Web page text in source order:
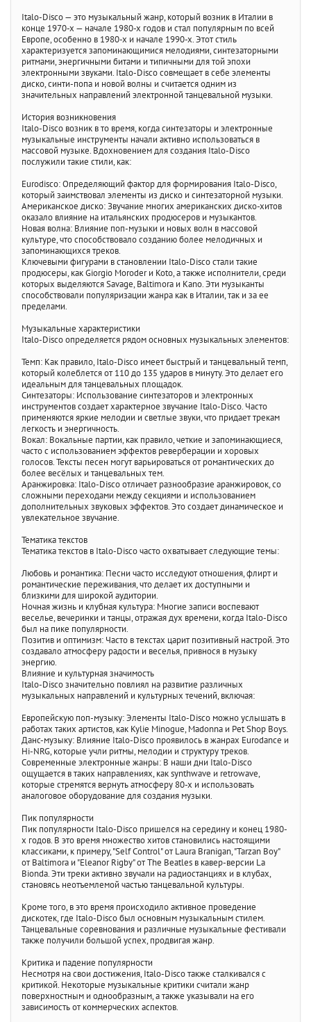
Italo-Disco — это музыкальный жанр, который возник в Италии в
конце 1970-х — начале 1980-х годов и стал популярным по всей
Европе, особенно в 1980-х и начале 1990-х. Этот стиль
характеризуется запоминающимися мелодиями, синтезаторными
ритмами, энергичными битами и типичными для той эпохи
электронными звуками. Italo-Disco совмещает в себе элементы
диско, синти-попа и новой волны и считается одним из
значительных направлений электронной танцевальной музыки.
История возникновения
Italo-Disco возник в то время, когда синтезаторы и электронные
музыкальные инструменты начали активно использоваться в
массовой музыке. Вдохновением для создания Italo-Disco
послужили такие стили, как:
Eurodisco: Определяющий фактор для формирования Italo-Disco,
который заимствовал элементы из диско и синтезаторной музыки.
Американское диско: Звучание многих американских диско-хитов
оказало влияние на итальянских продюсеров и музыкантов.
Новая волна: Влияние поп-музыки и новых волн в массовой
культуре, что способствовало созданию более мелодичных и
запоминающихся треков.
Ключевыми фигурами в становлении Italo-Disco стали такие
продюсеры, как Giorgio Moroder и Koto, а также исполнители, среди
которых выделяются Savage, Baltimora и Kano. Эти музыканты
способствовали популяризации жанра как в Италии, так и за ее
пределами.
Музыкальные характеристики
Italo-Disco определяется рядом основных музыкальных элементов:
Темп: Как правило, Italo-Disco имеет быстрый и танцевальный темп,
который колеблется от 110 до 135 ударов в минуту. Это делает его
идеальным для танцевальных площадок.
Синтезаторы: Использование синтезаторов и электронных
инструментов создает характерное звучание Italo-Disco. Часто
применяются яркие мелодии и светлые звуки, что придает трекам
легкость и энергичность.
Вокал: Вокальные партии, как правило, четкие и запоминающиеся,
часто с использованием эффектов реверберации и хоровых
голосов. Тексты песен могут варьироваться от романтических до
более весёлых и танцевальных тем.
Аранжировка: Italo-Disco отличает разнообразие аранжировок, со
сложными переходами между секциями и использованием
дополнительных звуковых эффектов. Это создает динамическое и
увлекательное звучание.
Тематика текстов
Тематика текстов в Italo-Disco часто охватывает следующие темы:
Любовь и романтика: Песни часто исследуют отношения, флирт и
романтические переживания, что делает их доступными и
близкими для широкой аудитории.
Ночная жизнь и клубная культура: Многие записи воспевают
веселье, вечеринки и танцы, отражая дух времени, когда Italo-Disco
был на пике популярности.
Позитив и оптимизм: Часто в текстах царит позитивный настрой. Это
создавало атмосферу радости и веселья, привнося в музыку
энергию.
Влияние и культурная значимость
Italo-Disco значительно повлиял на развитие различных
музыкальных направлений и культурных течений, включая:
Европейскую поп-музыку: Элементы Italo-Disco можно услышать в
работах таких артистов, как Kylie Minogue, Madonna и Pet Shop Boys.
Данс-музыку: Влияние Italo-Disco проявилось в жанрах Eurodance и
Hi-NRG, которые учли ритмы, мелодии и структуру треков.
Современные электронные жанры: В наши дни Italo-Disco
ощущается в таких направлениях, как synthwave и retrowave,
которые стремятся вернуть атмосферу 80-х и использовать
аналоговое оборудование для создания музыки.
Пик популярности
Пик популярности Italo-Disco пришелся на середину и конец 1980-
х годов. В это время множество хитов становились настоящими
классиками, к примеру, "Self Control" от Laura Branigan, "Tarzan Boy"
от Baltimora и "Eleanor Rigby" от The Beatles в кавер-версии La
Bionda. Эти треки активно звучали на радиостанциях и в клубах,
становясь неотъемлемой частью танцевальной культуры.
Кроме того, в это время происходило активное проведение
дискотек, где Italo-Disco был основным музыкальным стилем.
Танцевальные соревнования и различные музыкальные фестивали
также получили большой успех, продвигая жанр.
Критика и падение популярности
Несмотря на свои достижения, Italo-Disco также сталкивался с
критикой. Некоторые музыкальные критики считали жанр
поверхностным и однообразным, а также указывали на его
зависимость от коммерческих аспектов.